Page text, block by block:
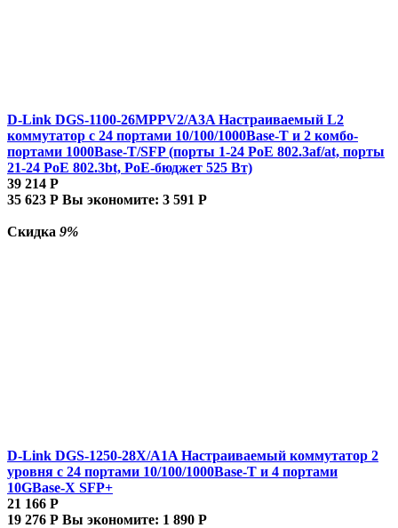
D-Link DGS-1100-26MPPV2/A3A Настраиваемый L2
коммутатор с 24 портами 10/100/1000Base-T и 2 комбо-
портами 1000Base-T/SFP (порты 1-24 PoE 802.3af/at, порты
21-24 PoE 802.3bt, PoE-бюджет 525 Вт)
39 214 Р
35 623 Р Вы экономите: 3 591 Р
Скидка 9%
D-Link DGS-1250-28X/A1A Настраиваемый коммутатор 2
уровня c 24 портами 10/100/1000Base-T и 4 портами
10GBase-X SFP+
21 166 Р
19 276 Р Вы экономите: 1 890 Р